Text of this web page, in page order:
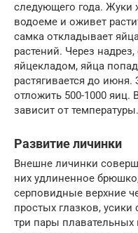
следующего года. Жуки
водоеме и оживет
самка откладывает
растений. Через
яйцекладом, яйца
растягивается до июня.
отложить 500-1000 яиц.
зависит от
Развитие личинки
Внешне личинки
них удлиненное
серповидные верхние
простых глазков, усики
три пары плавательных